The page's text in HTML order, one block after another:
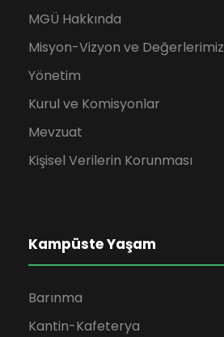
MGÜ Hakkında
Misyon-Vizyon ve Değerlerimiz
Yönetim
Kurul ve Komisyonlar
Mevzuat
Kişisel Verilerin Korunması
Kampüste Yaşam
Barınma
Kantin-Kafeterya